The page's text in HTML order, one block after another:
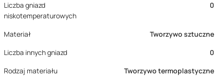
Liczba gniazd
niskotemperaturowych
0
Materiał
Tworzywo sztuczne
Liczba innych gniazd
0
Rodzaj materiału
Tworzywo termoplastyczne